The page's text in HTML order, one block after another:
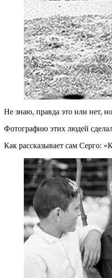
Не знаю, правда это или нет,
Фотографию этих людей
Как рассказывает сам Серго: